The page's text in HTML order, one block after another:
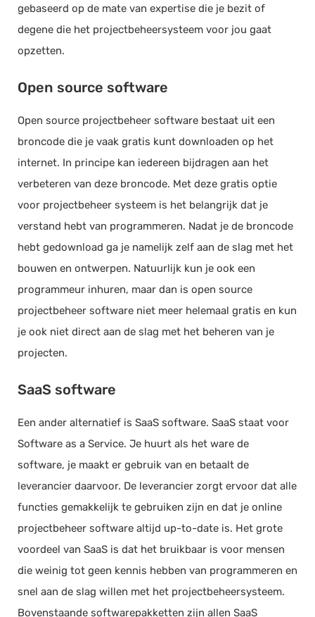
gebaseerd op de mate van expertise die je bezit of
degene die het projectbeheersysteem voor jou gaat
opzetten.
Open source software
Open source projectbeheer software bestaat uit een
broncode die je vaak gratis kunt downloaden op het
internet. In principe kan iedereen bijdragen aan het
verbeteren van deze broncode. Met deze gratis optie
voor projectbeheer systeem is het belangrijk dat je
verstand hebt van programmeren. Nadat je de broncode
hebt gedownload ga je namelijk zelf aan de slag met het
bouwen en ontwerpen. Natuurlijk kun je ook een
programmeur inhuren, maar dan is open source
projectbeheer software niet meer helemaal gratis en kun
je ook niet direct aan de slag met het beheren van je
projecten.
SaaS software
Een ander alternatief is SaaS software. SaaS staat voor
Software as a Service. Je huurt als het ware de
software, je maakt er gebruik van en betaalt de
leverancier daarvoor. De leverancier zorgt ervoor dat alle
functies gemakkelijk te gebruiken zijn en dat je online
projectbeheer software altijd up-to-date is. Het grote
voordeel van SaaS is dat het bruikbaar is voor mensen
die weinig tot geen kennis hebben van programmeren en
snel aan de slag willen met het projectbeheersysteem.
Bovenstaande softwarepakketten zijn allen SaaS